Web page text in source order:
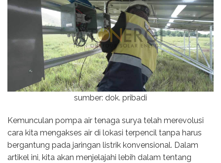
sumber: dok. pribadi
Kemunculan pompa air tenaga surya telah merevolusi
cara kita mengakses air di lokasi terpencil tanpa harus
bergantung pada jaringan listrik konvensional. Dalam
artikel ini, kita akan menjelajahi lebih dalam tentang